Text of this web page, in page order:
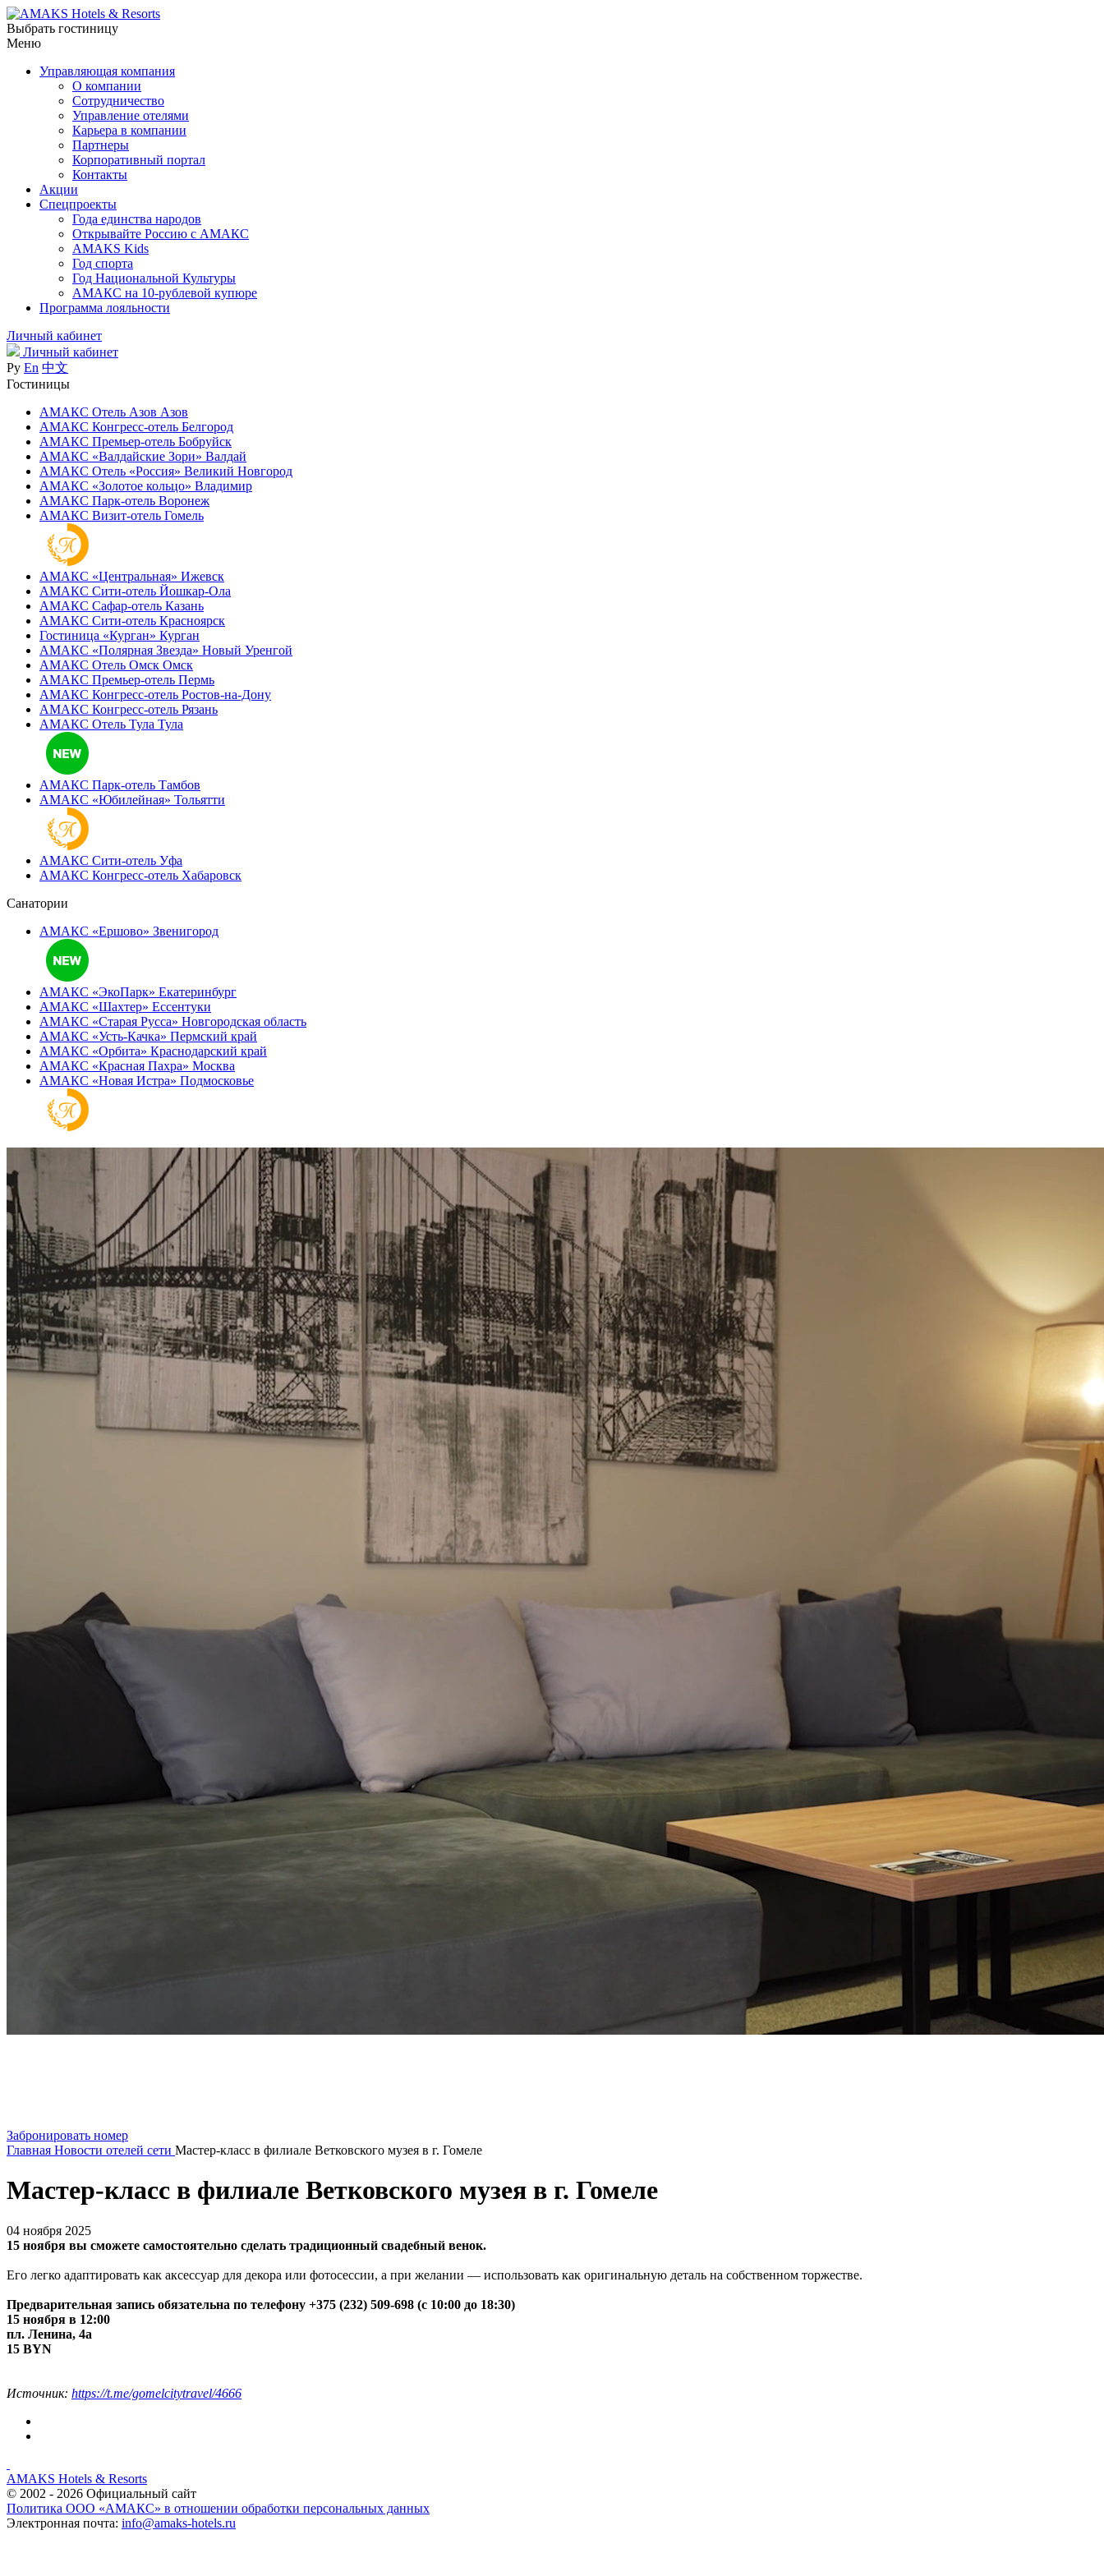
Выбрать гостиницу
Меню
Управляющая компания
О компании
Сотрудничество
Управление отелями
Карьера в компании
Партнеры
Корпоративный портал
Контакты
Акции
Спецпроекты
Года единства народов
Открывайте Россию с АМАКС
AMAKS Kids
Год спорта
Год Национальной Культуры
АМАКС на 10-рублевой купюре
Программа лояльности
Личный кабинет
Личный кабинет
Ру En 中文
Гостиницы
АМАКС Отель ‎Азов Азов
АМАКС Конгресс-отель Белгород
АМАКС Премьер-отель Бобруйск
АМАКС «‎Валдайские Зори» Валдай
АМАКС Отель «‎Россия» Великий Новгород
АМАКС «‎Золотое кольцо» Владимир
АМАКС Парк-отель Воронеж
АМАКС Визит-отель Гомель
АМАКС «‎Центральная» Ижевск
АМАКС Сити-отель Йошкар-Ола
АМАКС Сафар-отель Казань
АМАКС Сити-отель Красноярск
Гостиница «‎Курган» Курган
АМАКС «Полярная Звезда» Новый Уренгой
АМАКС Отель ‎Омск Омск
АМАКС Премьер-отель Пермь
АМАКС Конгресс-отель Ростов-на-Дону
АМАКС Конгресс-отель Рязань
АМАКС Отель Тула Тула
АМАКС Парк-отель Тамбов
АМАКС «‎Юбилейная» Тольятти
АМАКС Сити-отель Уфа
АМАКС Конгресс-отель Хабаровск
Санатории
АМАКС «Ершово» Звенигород
АМАКС «ЭкоПарк» Екатеринбург
АМАКС «‎Шахтер» Ессентуки
АМАКС «‎Старая Русса» Новгородская область
АМАКС «‎Усть-Качка» Пермский край
АМАКС «‎Орбита» Краснодарский край
АМАКС «‎Красная Пахра» Москва
АМАКС «‎Новая Истра» Подмосковье
Забронировать номер
Главная Новости отелей сети Мастер-класс в филиале Ветковского музея в г. Гомеле
Мастер-класс в филиале Ветковского музея в г. Гомеле
04 ноября 2025
15 ноября вы сможете самостоятельно сделать традиционный свадебный венок.
Его легко адаптировать как аксессуар для декора или фотосессии, а при желании — использовать как оригинальную деталь на собственном торжестве.
Предварительная запись обязательна по телефону +375 (232) 509‑698 (с 10:00 до 18:30)
15 ноября в 12:00
пл. Ленина, 4а
15 BYN
Источник: https://t.me/gomelcitytravel/4666
AMAKS Hotels & Resorts
© 2002 - 2026 Официальный сайт
Политика ООО «АМАКС» в отношении обработки персональных данных
Электронная почта: info@amaks-hotels.ru